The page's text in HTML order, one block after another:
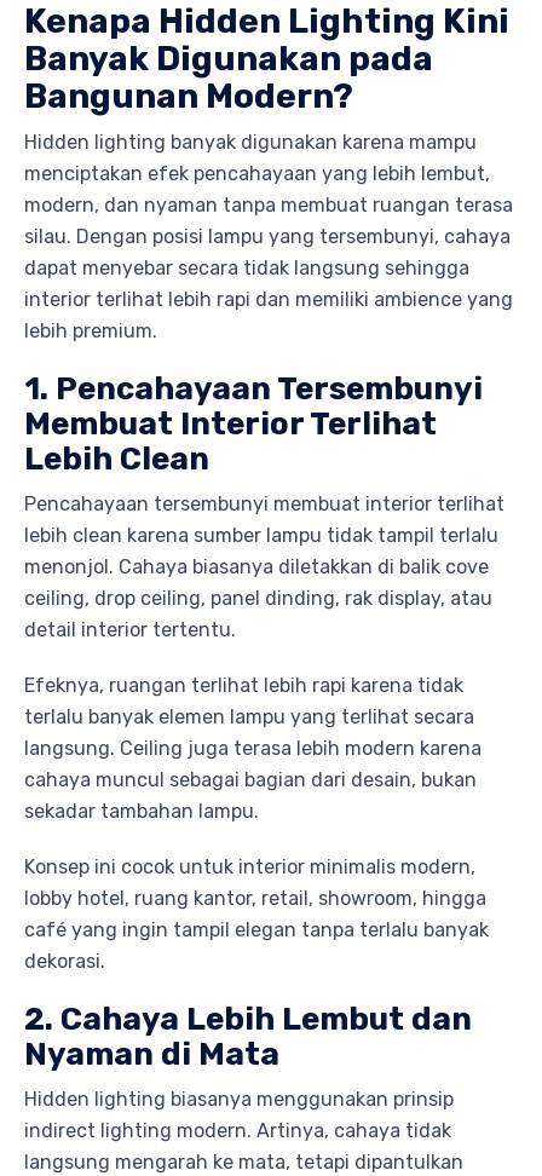
Kenapa Hidden Lighting Kini
Banyak Digunakan pada
Bangunan Modern?
Hidden lighting banyak digunakan karena mampu
menciptakan efek pencahayaan yang lebih lembut,
modern, dan nyaman tanpa membuat ruangan terasa
silau. Dengan posisi lampu yang tersembunyi, cahaya
dapat menyebar secara tidak langsung sehingga
interior terlihat lebih rapi dan memiliki ambience yang
lebih premium.
1. Pencahayaan Tersembunyi
Membuat Interior Terlihat
Lebih Clean
Pencahayaan tersembunyi membuat interior terlihat
lebih clean karena sumber lampu tidak tampil terlalu
menonjol. Cahaya biasanya diletakkan di balik cove
ceiling, drop ceiling, panel dinding, rak display, atau
detail interior tertentu.
Efeknya, ruangan terlihat lebih rapi karena tidak
terlalu banyak elemen lampu yang terlihat secara
langsung. Ceiling juga terasa lebih modern karena
cahaya muncul sebagai bagian dari desain, bukan
sekadar tambahan lampu.
Konsep ini cocok untuk interior minimalis modern,
lobby hotel, ruang kantor, retail, showroom, hingga
café yang ingin tampil elegan tanpa terlalu banyak
dekorasi.
2. Cahaya Lebih Lembut dan
Nyaman di Mata
Hidden lighting biasanya menggunakan prinsip
indirect lighting modern. Artinya, cahaya tidak
langsung mengarah ke mata, tetapi dipantulkan